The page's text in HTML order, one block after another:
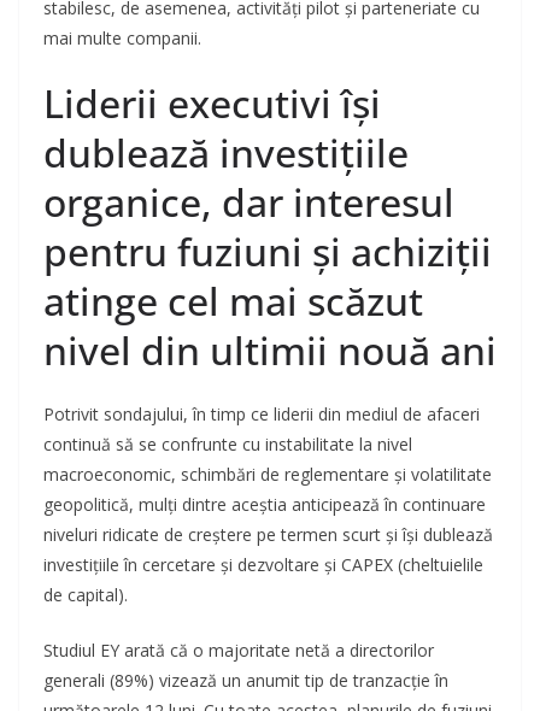
stabilesc, de asemenea, activități pilot și parteneriate cu
mai multe companii.
Liderii executivi își
dublează investițiile
organice, dar interesul
pentru fuziuni și achiziții
atinge cel mai scăzut
nivel din ultimii nouă ani
Potrivit sondajului, în timp ce liderii din mediul de afaceri
continuă să se confrunte cu instabilitate la nivel
macroeconomic, schimbări de reglementare și volatilitate
geopolitică, mulți dintre aceștia anticipează în continuare
niveluri ridicate de creștere pe termen scurt și își dublează
investițiile în cercetare și dezvoltare și CAPEX (cheltuielile
de capital).
Studiul EY arată că o majoritate netă a directorilor
generali (89%) vizează un anumit tip de tranzacție în